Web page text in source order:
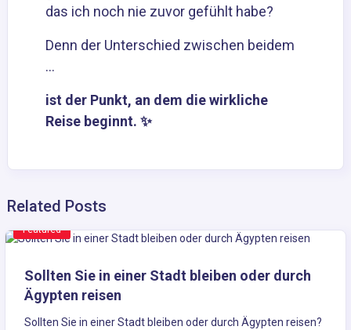
das ich noch nie zuvor gefühlt habe?
Denn der Unterschied zwischen beidem
…
ist der Punkt, an dem die wirkliche
Reise beginnt. ✨
Related Posts
Featured
Sollten Sie in einer Stadt bleiben oder durch
Ägypten reisen
Sollten Sie in einer Stadt bleiben oder durch Ägypten reisen?